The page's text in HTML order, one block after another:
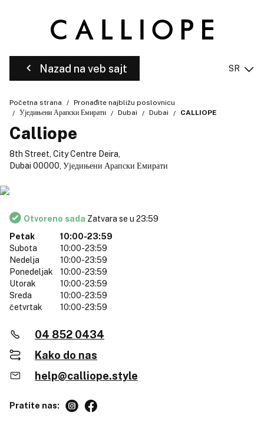
Nazad na veb sajt SR
Početna strana
Pronađite najbližu poslovnicu
Уједињени Арапски Емирати
Dubai Dubai CALLIOPE
Calliope
8th Street, City Centre Deira,
Dubai 00000, Уједињени Арапски Емирати
Otvoreno sada Zatvara se u 23:59
Petak
10:00-23:59
Subota
10:00-23:59
Nedelja
10:00-23:59
Ponedeljak
10:00-23:59
Utorak
10:00-23:59
Sreda
10:00-23:59
četvrtak
10:00-23:59
04 852 0434
Kako do nas
help@calliope.style
Pratite nas: